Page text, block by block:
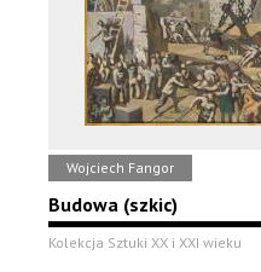
Wojciech Fangor
Budowa (szkic)
Kolekcja Sztuki XX i XXI wieku